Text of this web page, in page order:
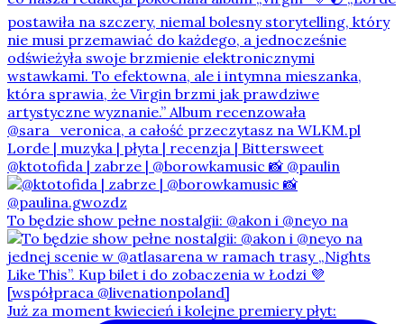
@ktotofida | zabrze | @borowkamusic 📸 @paulin
To będzie show pełne nostalgii: @akon i @neyo na
Już za moment kwiecień i kolejne premiery płyt: